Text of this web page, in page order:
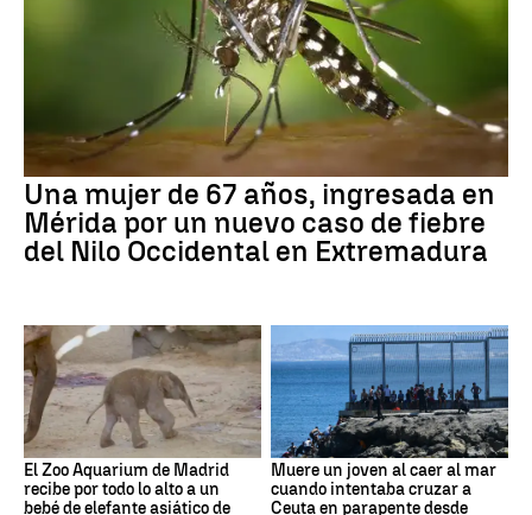
Una mujer de 67 años, ingresada en
Mérida por un nuevo caso de fiebre
del Nilo Occidental en Extremadura
El Zoo Aquarium de Madrid
recibe por todo lo alto a un
bebé de elefante asiático de
Muere un joven al caer al mar
cuando intentaba cruzar a
Ceuta en parapente desde